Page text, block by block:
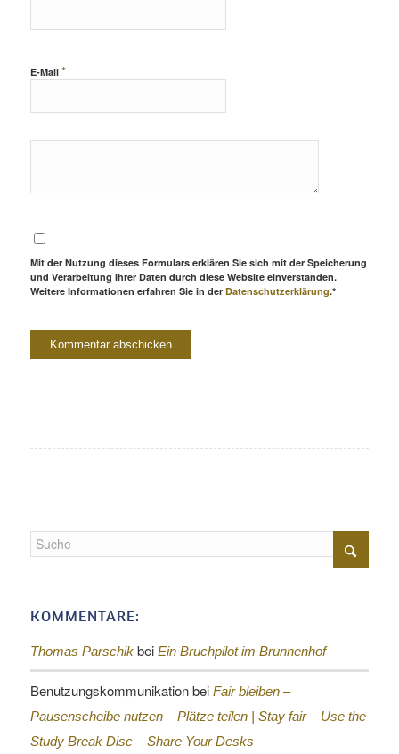
E-Mail *
Mit der Nutzung dieses Formulars erklären Sie sich mit der Speicherung
und Verarbeitung Ihrer Daten durch diese Website einverstanden.
Weitere Informationen erfahren Sie in der Datenschutzerklärung.*
KOMMENTARE:
Thomas Parschikbei Ein Bruchpilot im Brunnenhof
Benutzungskommunikationbei Fair bleiben –
Pausenscheibe nutzen – Plätze teilen | Stay fair – Use the
Study Break Disc – Share Your Desks